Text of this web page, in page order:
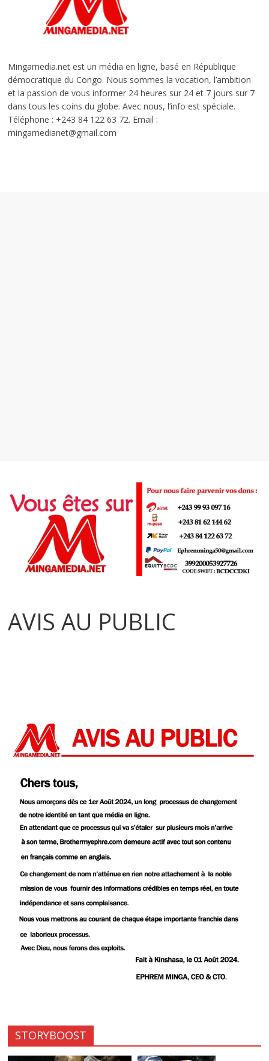
Mingamedia.net est un média en ligne, basé en République
démocratique du Congo. Nous sommes la vocation, l’ambition
et la passion de vous informer 24 heures sur 24 et 7 jours sur 7
dans tous les coins du globe. Avec nous, l’info est spéciale.
Téléphone : +243 84 122 63 72. Email :
mingamedianet@gmail.com
AVIS AU PUBLIC
STORYBOOST